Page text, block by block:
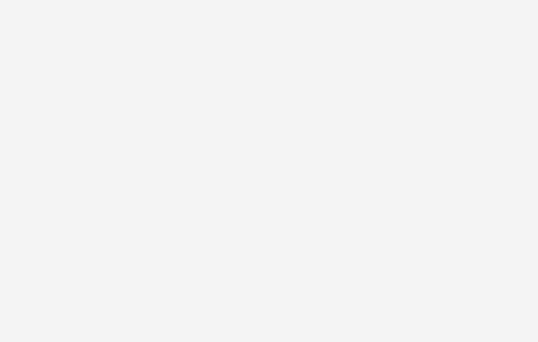
plus 1,0 l/100 km; gewichtet kombinierter Wert der
B; kombinierter Kraftstoffverbrauch bei entladener
(bei entladener Batterie): E.
Batterie)
kombiniert: 0 g/km; CO₂-Klasse: A.
Batterie)
Emissionen kombiniert: 0 g/km; CO₂-Klasse: A.
(61 kWh-Batterie)